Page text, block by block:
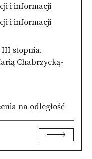
i informacji
i informacji
III stopnia.
Chabrzycką-
na odległość